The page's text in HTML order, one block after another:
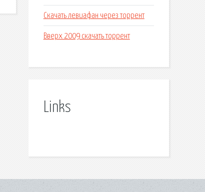
Скачать левиафан через торрент
Вверх 2009 скачать торрент
Links